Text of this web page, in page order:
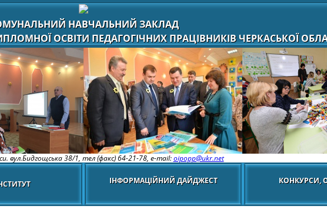
НАВЧАЛЬНИЙ ЗАКЛАД
ОСВІТИ ПЕДАГОГІЧНИХ ПРАЦІВНИКІВ ЧЕРКАСЬКОЇ
вул.Бидгощська 38/1, тел (факс) 64-21-78, e-mail:oipopp@ukr.net
ІНФОРМАЦІЙНИЙ ДАЙДЖЕСТ КОНКУРСИ,